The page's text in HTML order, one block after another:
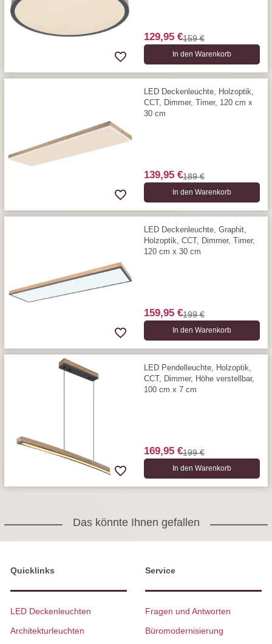
129,95 €159 €
In den Warenkorb
LED Deckenleuchte, Holzoptik,
CCT, Dimmer, Timer, 120 cm x
30 cm
139,95 €189 €
In den Warenkorb
LED Deckenleuchte, Graphit,
Holzoptik, CCT, Dimmer, Timer,
120 cm x 30 cm
159,95 €199 €
In den Warenkorb
LED Pendelleuchte, Holzoptik,
CCT, Dimmer, Höhe verstellbar,
100 cm x 7 cm
169,95 €199 €
In den Warenkorb
Das könnte Ihnen gefallen
Quicklinks
LED Deckenleuchten
Architekturleuchten
Service
Fragen und Antworten
Büromodernisierung